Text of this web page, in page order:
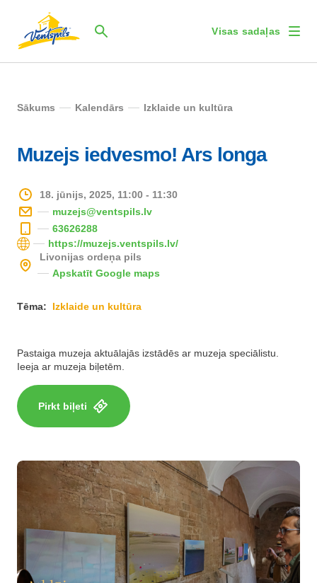
Visas sadaļas
Sākums Kalendārs Izklaide un kultūra
Muzejs iedvesmo! Ars longa
18. jūnijs, 2025, 11:00 - 11:30
muzejs@ventspils.lv
63626288
https://muzejs.ventspils.lv/
Livonijas ordeņa pils
Apskatīt Google maps
Tēma: Izklaide un kultūra
Pastaiga muzeja aktuālajās izstādēs ar muzeja speciālistu.
Ieeja ar muzeja biļetēm.
Pirkt biļeti